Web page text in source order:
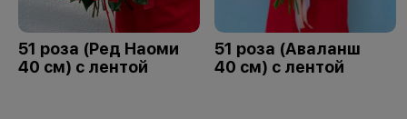
51 роза (Ред Наоми
40 см) с лентой
51 роза (Аваланш
40 см) с лентой